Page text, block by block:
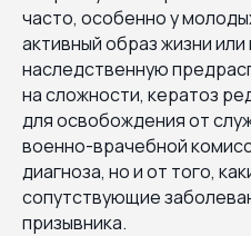
часто, особенно у
активный образ жизни
наследственную
на сложности, кератоз
для освобождения от
военно-врачебной
диагноза, но и от того,
сопутствующие
призывника.